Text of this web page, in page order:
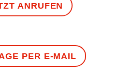
ANRUFEN
PER E-MAIL